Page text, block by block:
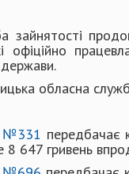
зайнятості
офіційно
обласна
№331 передбачає
8 647 гривень